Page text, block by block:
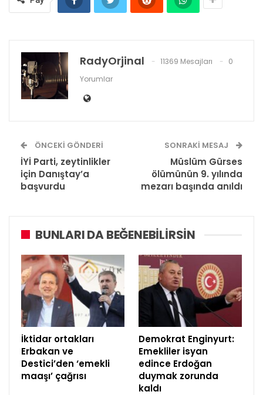
RadyOrjinal 11369 Mesajları
0
Yorumlar
ÖNCEKI GÖNDERI
İYİ Parti, zeytinlikler
için Danıştay’a
başvurdu
SONRAKI MESAJ
Müslüm Gürses
ölümünün 9. yılında
mezarı başında anıldı
BUNLARI DA BEĞENEBILIRSIN
İktidar ortakları
Erbakan ve
Destici’den ‘emekli
maaşı’ çağrısı
Demokrat Enginyurt:
Emekliler isyan
edince Erdoğan
duymak zorunda
kaldı